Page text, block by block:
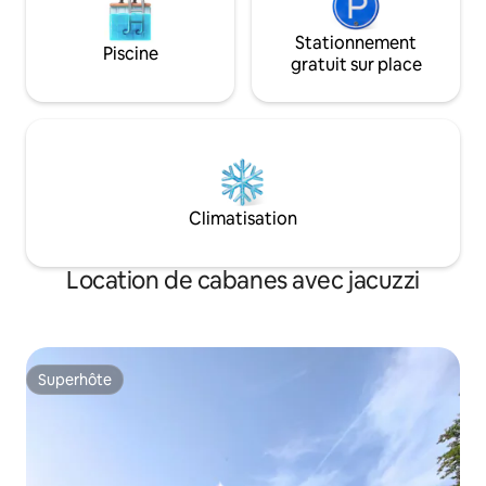
Piscine
Stationnement
gratuit sur place
Climatisation
Location de cabanes avec jacuzzi
Superhôte
Superhôte